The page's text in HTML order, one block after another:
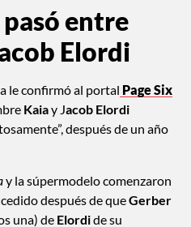
pasó entre
Elordi
le confirmó al portalPage Six
Kaiay J acob Elordi
después de un año
y la súpermodelo comenzaron
después de que